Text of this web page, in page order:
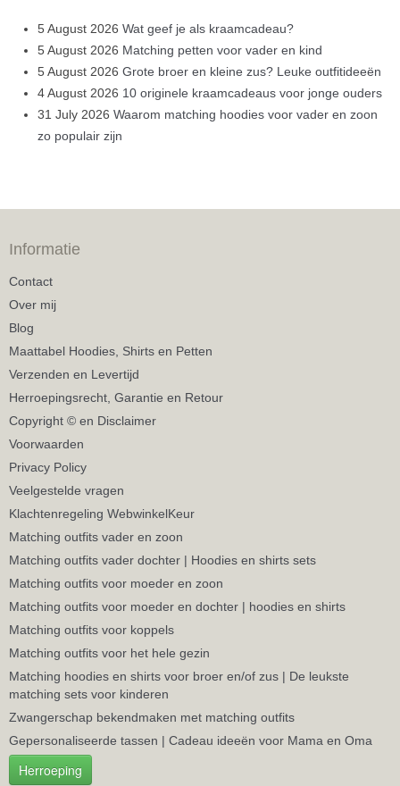
5 August 2026 Wat geef je als kraamcadeau?
5 August 2026 Matching petten voor vader en kind
5 August 2026 Grote broer en kleine zus? Leuke outfitideeën
4 August 2026 10 originele kraamcadeaus voor jonge ouders
31 July 2026 Waarom matching hoodies voor vader en zoon
zo populair zijn
Informatie
Contact
Over mij
Blog
Maattabel Hoodies, Shirts en Petten
Verzenden en Levertijd
Herroepingsrecht, Garantie en Retour
Copyright © en Disclaimer
Voorwaarden
Privacy Policy
Veelgestelde vragen
Klachtenregeling WebwinkelKeur
Matching outfits vader en zoon
Matching outfits vader dochter | Hoodies en shirts sets
Matching outfits voor moeder en zoon
Matching outfits voor moeder en dochter | hoodies en shirts
Matching outfits voor koppels
Matching outfits voor het hele gezin
Matching hoodies en shirts voor broer en/of zus | De leukste
matching sets voor kinderen
Zwangerschap bekendmaken met matching outfits
Gepersonaliseerde tassen | Cadeau ideeën voor Mama en Oma
Herroeping